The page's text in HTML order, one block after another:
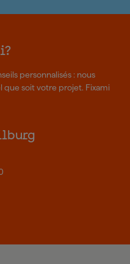
personnalisés : nous
que soit votre projet. Fixami